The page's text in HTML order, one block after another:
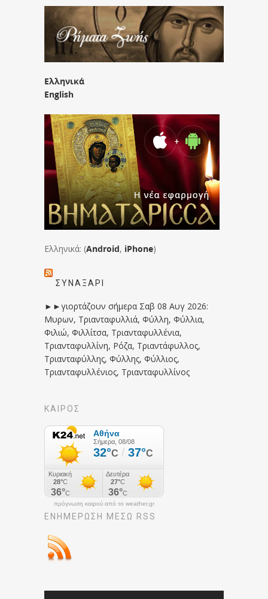
Ελληνικά
English
Ελληνικά: (Android, iPhone)
ΣΥΝΑΞΆΡΙ
►►γιορτάζουν σήμερα Σαβ 08 Αυγ 2026:
Μυρων, Τριανταφυλλιά, Φύλλη, Φύλλια,
Φιλιώ, Φιλλίτσα, Τριανταφυλλένια,
Τριανταφυλλίνη, Ρόζα, Τριαντάφυλλος,
Τριανταφύλλης, Φύλλης, Φύλλιος,
Τριανταφυλλένιος, Τριανταφυλλίνος
ΚΑΙΡΟΣ
πρόγνωση καιρού από το weather.gr
ΕΝΗΜΈΡΩΣΉ ΜΕΣΩ RSS